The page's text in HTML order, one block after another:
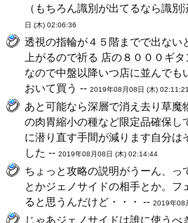
（もちろん識別が出てるなら識
日 (木) 02:06:36
透視の指輪が４５階までで出ない
上がるので祈る 店の８０００ギ
なので中盤以降いつ店に並んでも
おいて買う --2019年08月08日 (木) 02:11:21
あと可能なら深層で消え去り草魔
の肉胃縮小の種など限定品確保し
に潜り直す手間が減ります自分は
した --2019年08月08日 (木) 02:14:44
ちょっと攻略の説明がうーん、っ
とかジェノサイドの相手とか。フ
ると思うんだけど・・・ --2019年08
じゃあジェノサイドは誰に使う